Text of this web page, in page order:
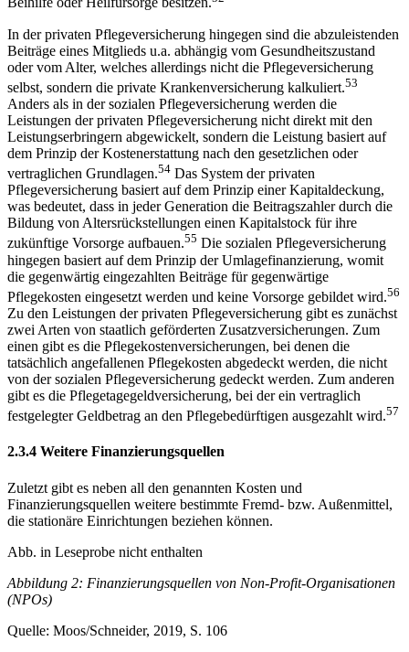
In der privaten Pflegeversicherung hingegen sind die abzuleistenden
Beiträge eines Mitglieds u.a. abhängig vom Gesundheitszustand
oder vom Alter, welches allerdings nicht die Pflegeversicherung
selbst, sondern die private Krankenversicherung kalkuliert.53
Anders als in der sozialen Pflegeversicherung werden die
Leistungen der privaten Pflegeversicherung nicht direkt mit den
Leistungserbringern abgewickelt, sondern die Leistung basiert auf
dem Prinzip der Kostenerstattung nach den gesetzlichen oder
vertraglichen Grundlagen.54 Das System der privaten
Pflegeversicherung basiert auf dem Prinzip einer Kapitaldeckung,
was bedeutet, dass in jeder Generation die Beitragszahler durch die
Bildung von Altersrückstellungen einen Kapitalstock für ihre
zukünftige Vorsorge aufbauen.55 Die sozialen Pflegeversicherung
hingegen basiert auf dem Prinzip der Umlagefinanzierung, womit
die gegenwärtig eingezahlten Beiträge für gegenwärtige
Pflegekosten eingesetzt werden und keine Vorsorge gebildet wird.56
Zu den Leistungen der privaten Pflegeversicherung gibt es zunächst
zwei Arten von staatlich geförderten Zusatzversicherungen. Zum
einen gibt es die Pflegekostenversicherungen, bei denen die
tatsächlich angefallenen Pflegekosten abgedeckt werden, die nicht
von der sozialen Pflegeversicherung gedeckt werden. Zum anderen
gibt es die Pflegetagegeldversicherung, bei der ein vertraglich
festgelegter Geldbetrag an den Pflegebedürftigen ausgezahlt wird.57
2.3.4 Weitere Finanzierungsquellen
Zuletzt gibt es neben all den genannten Kosten und
Finanzierungsquellen weitere bestimmte Fremd- bzw. Außenmittel,
die stationäre Einrichtungen beziehen können.
Abb. in Leseprobe nicht enthalten
Abbildung 2: Finanzierungsquellen von Non-Profit-Organisationen
(NPOs)
Quelle: Moos/Schneider, 2019, S. 106